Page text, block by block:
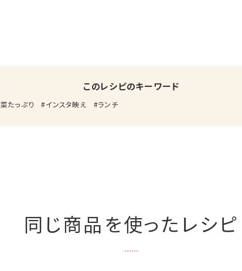
このレシピのキーワード
たっぷり インスタ映え ランチ
同じ商品を使ったレシピ